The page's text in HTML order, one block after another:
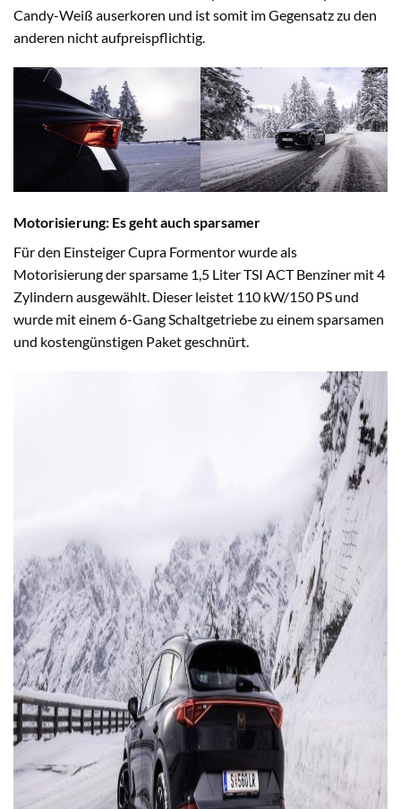
Candy-Weiß auserkoren und ist somit im Gegensatz zu den
anderen nicht aufpreispflichtig.
Motorisierung: Es geht auch sparsamer
Für den Einsteiger Cupra Formentor wurde als
Motorisierung der sparsame 1,5 Liter TSI ACT Benziner mit 4
Zylindern ausgewählt. Dieser leistet 110 kW/150 PS und
wurde mit einem 6-Gang Schaltgetriebe zu einem sparsamen
und kostengünstigen Paket geschnürt.